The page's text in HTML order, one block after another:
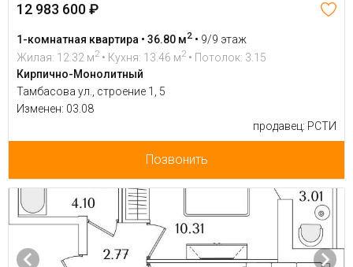
12 983 600 ₽
1-комнатная квартира • 36.80 м2 • 9/9 этаж
Жилая: 12.32 м2 • Кухня: 13.46 м2 • Потолок: 3.15
Кирпично-Монолитный
Тамбасова ул., строение 1, 5
Изменен: 03.08
продавец: РСТИ
Позвонить